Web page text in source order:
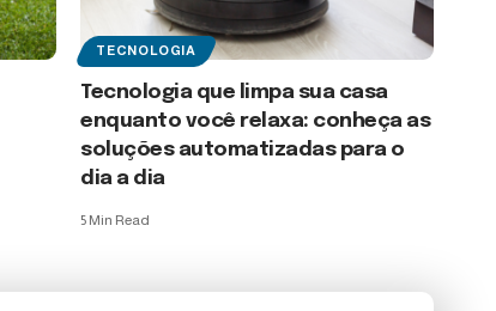
TECNOLOGIA
Tecnologia que limpa sua casa
enquanto você relaxa: conheça as
soluções automatizadas para o
dia a dia
5 Min Read